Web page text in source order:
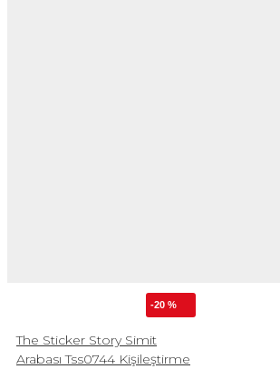
-20 %
The Sticker Story Simit
Arabası Tss0744 Kişileştirme